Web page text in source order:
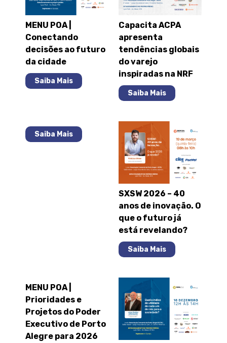
MENU POA |
Conectando
decisões ao futuro
da cidade
Saiba Mais
Capacita ACPA
apresenta
tendências globais
do varejo
inspiradas na NRF
Saiba Mais
Saiba Mais
SXSW 2026 – 40
anos de inovação. O
que o futuro já
está revelando?
Saiba Mais
MENU POA |
Prioridades e
Projetos do Poder
Executivo de Porto
Alegre para 2026